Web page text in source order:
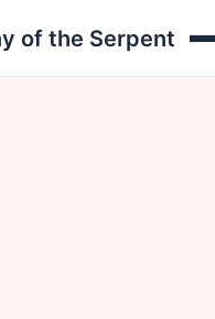
of the Serpent